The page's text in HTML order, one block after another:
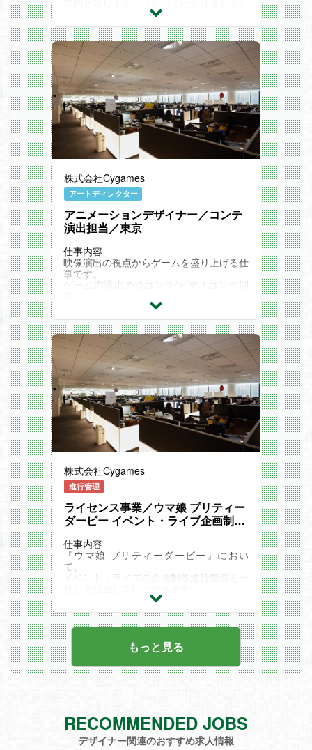
コロナ収束後もリモート勤務か?可能な
ホ?シ?ションて?す。
株式会社Cygames
アートディレクター
アニメーションデザイナー／コンテ
演出担当／東京
仕事内容
映像演出の視点からゲームを盛り上げる仕
事です。
ゲーム内演出の絵コンテ/ビデオコンテ制
ストーリー演出のレイアウトやカメラワー
クの制作
演出のイメージ、コンセプト提案
関連記事
STAFF VOICE ：『自分も周りも一緒に成
長する。』
Cygames Magazine：
アニメーションデザイナーの仕事とは？わ
かりやすく心地良い演出をするために必要
なこと【サイゲームス仕事百科】
『ウマ娘』制作事例公開！キャラクターの
魅力を引き出すゲーム内映像のコンテづく
【マネージャーの思考】インタラクション
デザイナーチームの組織づくり UIとアニ
メーションの異なるデザイナーを束ねる
サイマガTV：「スイちゃんのデザイナー
部おしごとリポート！」アニメーションデ
ザイナー編
株式会社Cygames
進行管理
ライセンス事業／ウマ娘 プリティー
ダービー イベント・ライブ企画制作
仕事内容
『ウマ娘 プリティーダービー』におい
て、
イベント・ライブの企画制作進行管理を一
社内連携部署及び外部関係者と詳細な連携
を行なっていただき、
本番に向けた進行管理をしていただきま
す。
＜主な業務内容＞
ライブ企画、制作、ブッキング
ライブ・イベント予算の策定、管理、現場
イベント企画、制作
関連記事
Cygames Magazine：
もっと見る
RECOMMENDED JOBS
デザイナー関連のおすすめ求人情報